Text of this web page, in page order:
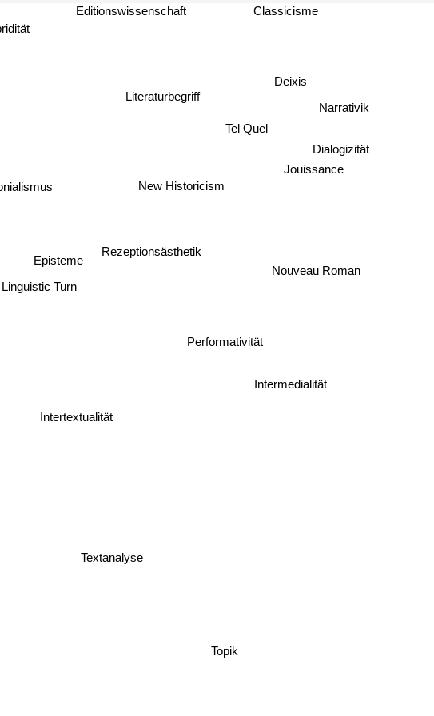
Linguistic Turn
Episteme
New Historicism
Intertextualität
Rezeptionsästhetik
Tel Quel
Textanalyse
Literaturbegriff
Nouveau Roman
Jouissance
Editionswissenschaft
Topik
Performativität
Intermedialität
Dialogizität
Narrativik
Classicisme
Deixis